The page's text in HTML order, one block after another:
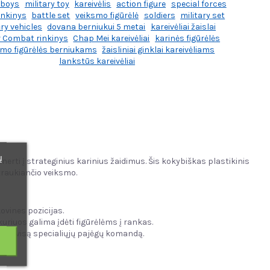
military toy kareivėlis action figure special forces
battle set veiksmo figūrėlė soldiers military set
vehicles dovana berniukui 5 metai
kareivėliai žaislai
Combat rinkinys Chap Mei kareivėliai
karinės figūrėlės
figūrėlės berniukams žaisliniai ginklai kareivėliams
lankstūs kareivėliai
į strateginius karinius žaidimus. Šis kokybiškas plastikinis
veiksmo.
pozicijas.
galima įdėti figūrėlėms į rankas.
visą specialiųjų pajėgų komandą.